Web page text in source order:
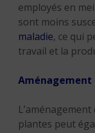
employés en
sont moins
maladie, ce qui
travail et la
Aménagement
L’aménagement
plantes peut